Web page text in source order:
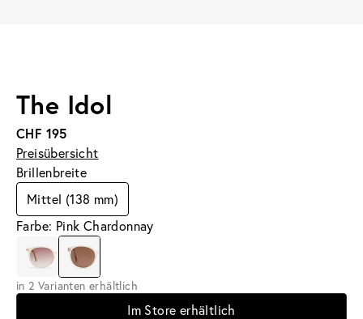
The Idol
CHF 195
Preisübersicht
Brillenbreite
Mittel (138 mm)
Farbe: Pink Chardonnay
in 2 Varianten erhältlich
Im Store erhältlich